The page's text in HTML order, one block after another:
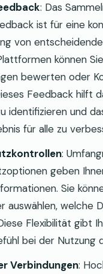
: Das
ist für eine
von
können
bewerten oder
Feedback hilft
identifizieren und
für alle zu
:
geben
Sie
auswählen, welche
Flexibilität gibt
bei der Nutzung
Verbindungen: